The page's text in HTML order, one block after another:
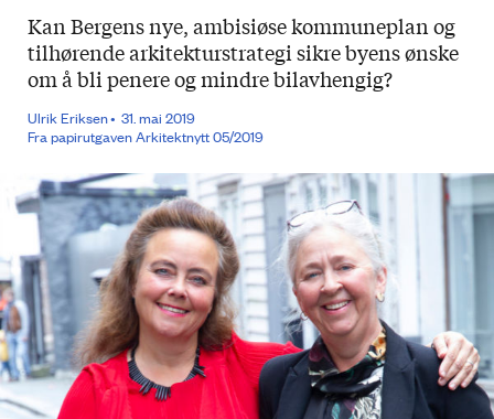
Kan Bergens nye, ambisiøse kommuneplan og
tilhørende arkitekturstrategi sikre byens ønske
om å bli penere og mindre bilavhengig?
Ulrik Eriksen​
31. mai 2019
Fra papirutgaven Arkitektnytt 05/2019